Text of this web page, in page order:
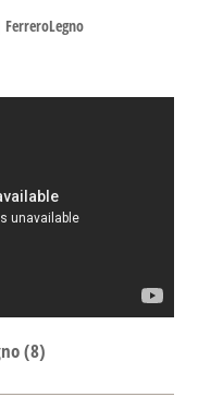
FerreroLegno
(8)